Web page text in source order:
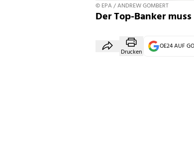
© EPA / ANDREW GOMBERT
Der Top-Banker
Drucken
OE24 AUF